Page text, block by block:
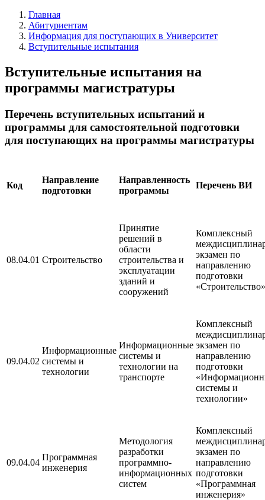
Главная
Абитуриентам
Информация для поступающих в Университет
Вступительные испытания
Вступительные испытания на
программы магистратуры
Перечень вступительных испытаний и
программы для самостоятельной подготовки
для поступающих на программы магистратуры
Код
Направление
подготовки
Направленность
программы
Перечень ВИ
08.04.01 Строительство
Принятие
решений в
области
строительства и
эксплуатации
зданий и
сооружений
Комплексный
экзамен по
направлению
подготовки
«Строительство»
09.04.02
Информационные
системы и
технологии
Информационные
системы и
технологии на
транспорте
Комплексный
экзамен по
направлению
подготовки
системы и
технологии»
09.04.04
Программная
инженерия
Методология
разработки
программно-
информационных
систем
Комплексный
экзамен по
направлению
подготовки
«Программная
инженерия»